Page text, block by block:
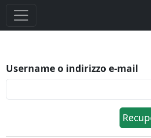
Username o indirizzo e-mail